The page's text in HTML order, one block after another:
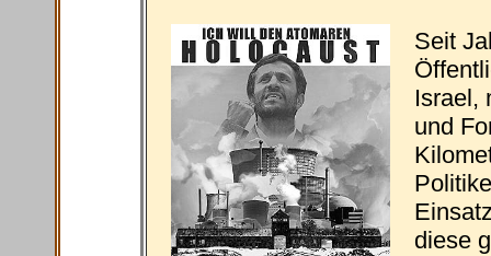
Seit
Israel,
und
diese